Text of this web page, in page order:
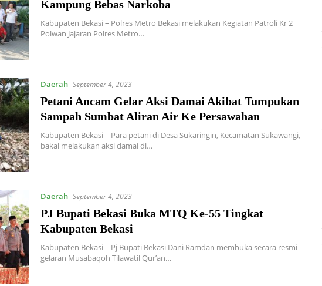
Kampung Bebas Narkoba
Kabupaten Bekasi – Polres Metro Bekasi melakukan Kegiatan Patroli Kr 2
Polwan Jajaran Polres Metro…
Daerah September 4, 2023
Petani Ancam Gelar Aksi Damai Akibat Tumpukan
Sampah Sumbat Aliran Air Ke Persawahan
Kabupaten Bekasi – Para petani di Desa Sukaringin, Kecamatan Sukawangi,
bakal melakukan aksi damai di…
Daerah September 4, 2023
PJ Bupati Bekasi Buka MTQ Ke-55 Tingkat
Kabupaten Bekasi
Kabupaten Bekasi – Pj Bupati Bekasi Dani Ramdan membuka secara resmi
gelaran Musabaqoh Tilawatil Qur’an…